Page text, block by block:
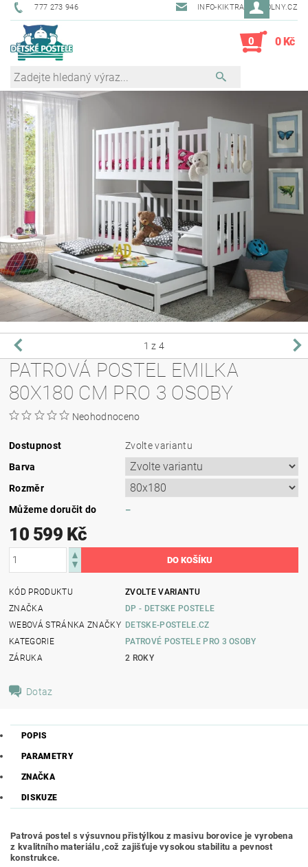
777 273 946 INFO-KIKTRADE@VOLNY.CZ
0 0 Kč
1 z 4
PATROVÁ POSTEL EMILKA
80X180 CM PRO 3 OSOBY
Neohodnoceno
Dostupnost
Zvolte variantu
Barva
Rozměr
Můžeme doručit do
–
10 599 Kč
KÓD PRODUKTU
ZVOLTE VARIANTU
ZNAČKA
DP - DETSKE POSTELE
WEBOVÁ STRÁNKA ZNAČKY DETSKE-POSTELE.CZ
KATEGORIE
PATROVÉ POSTELE PRO 3 OSOBY
ZÁRUKA
2 ROKY
Dotaz
POPIS
PARAMETRY
ZNAČKA
DISKUZE
Patrová postel s výsuvnou přistýlkou z masivu borovice je vyrobena
z kvalitního materiálu ,což zajišťuje vysokou stabilitu a pevnost
konstrukce.